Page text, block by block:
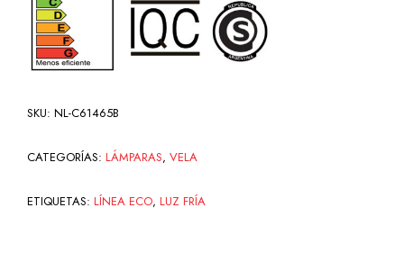
SKU: NL-C61465B
CATEGORÍAS: LÁMPARAS, VELA
ETIQUETAS: LÍNEA ECO, LUZ FRÍA